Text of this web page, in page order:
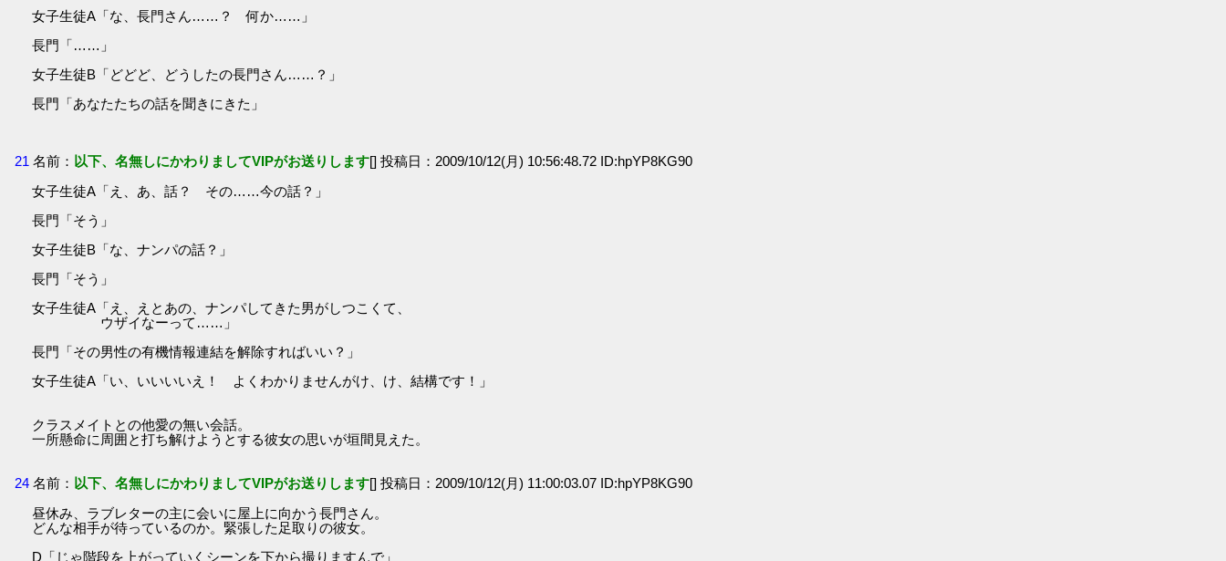
女子生徒A「な、長門さん……？ 何か……」
長門「……」
女子生徒B「どどど、どうしたの長門さん……？」
長門「あなたたちの話を聞きにきた」
21 名前： 以下、名無しにかわりましてVIPがお送りします[] 投稿日：2009/10/12(月) 10:56:48.72 ID:hpYP8KG90
女子生徒A「え、あ、話？ その……今の話？」
長門「そう」
女子生徒B「な、ナンパの話？」
長門「そう」
女子生徒A「え、えとあの、ナンパしてきた男がしつこくて、
ウザイなーって……」
長門「その男性の有機情報連結を解除すればいい？」
女子生徒A「い、いいいいえ！ よくわかりませんがけ、け、結構です！」
クラスメイトとの他愛の無い会話。
一所懸命に周囲と打ち解けようとする彼女の思いが垣間見えた。
24 名前： 以下、名無しにかわりましてVIPがお送りします[] 投稿日：2009/10/12(月) 11:00:03.07 ID:hpYP8KG90
昼休み、ラブレターの主に会いに屋上に向かう長門さん。
どんな相手が待っているのか。緊張した足取りの彼女。
D「じゃ階段を上がっていくシーンを下から撮りますんで」